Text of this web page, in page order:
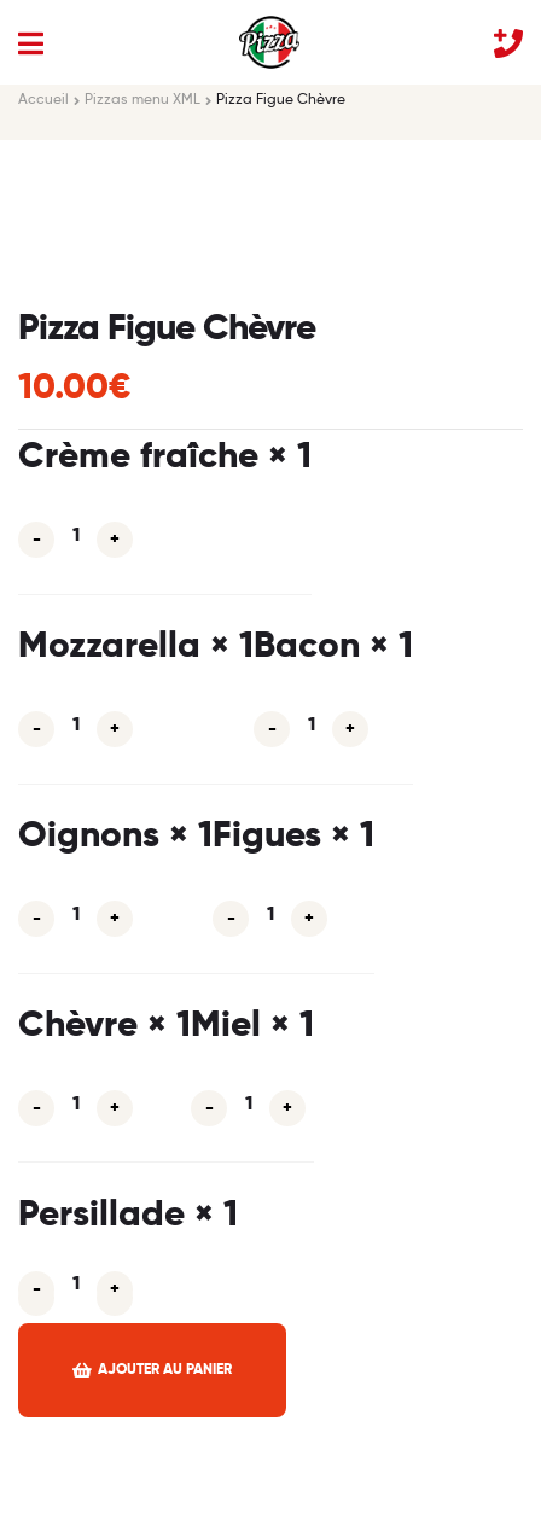
Accueil Pizzas menu XML Pizza Figue Chèvre
Pizza Figue Chèvre
10.00€
Crème fraîche × 1
- +
Mozzarella × 1
- +
Bacon × 1
- +
Oignons × 1
- +
Figues × 1
- +
Chèvre × 1
- +
Miel × 1
- +
Persillade × 1
- +
AJOUTER AU PANIER